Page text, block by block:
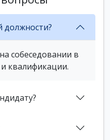
должности?
собеседовании в
квалификации.